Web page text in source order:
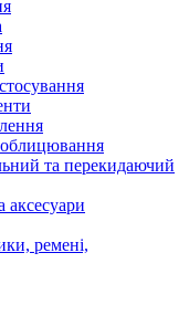
облицювання
та перекидаючий
аксесуари
ремені,